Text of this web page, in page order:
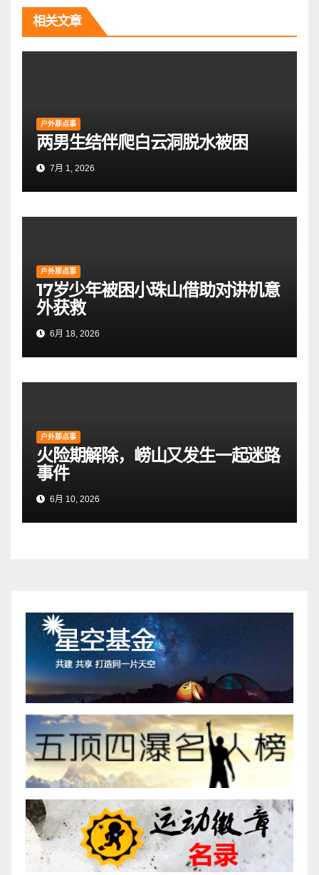
相关文章
户外那点事
两男生结伴爬白云洞脱水被困
7月 1, 2026
户外那点事
17岁少年被困小珠山借助对讲机意
外获救
6月 18, 2026
户外那点事
火险期解除，崂山又发生一起迷路
事件
6月 10, 2026